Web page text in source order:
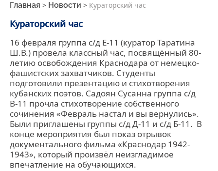
Главная > Новости > Кураторский час
Кураторский час
16 февраля группа с/д Е-11 (куратор Таратина
Ш.В.) провела классный час, посвящённый 80-
летию освобождения Краснодара от немецко-
фашистских захватчиков. Студенты
подготовили презентацию и стихотворения
кубанских поэтов. Садоян Сусанна группа с/д
В-11 прочла стихотворение собственного
сочинения «Февраль настал и вы вернулись».
Были приглашены группы с/д Д-11 и с/д Б-11. В
конце мероприятия был показ отрывок
документального фильма «Краснодар 1942-
1943», который произвёл неизгладимое
впечатление на обучающихся.